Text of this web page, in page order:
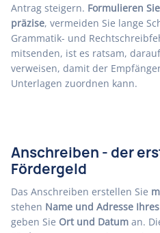
Antrag steigern. Formulieren
präzise, vermeiden Sie lange
Grammatik- und
mitsenden, ist es ratsam,
verweisen, damit der
Unterlagen zuordnen kann.
Anschreiben - der
Fördergeld
Das Anschreiben erstellen Sie
stehen Name und Adresse
geben Sie Ort und Datum an.